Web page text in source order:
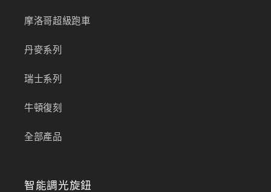
摩洛哥超級跑車
丹麥系列
瑞士系列
牛頓復刻
全部產品
智能調光旋鈕